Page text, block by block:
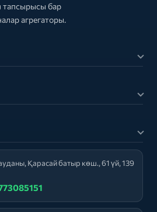
бар
агрегаторы.
Қарасай батыр көш., 61 үй, 139